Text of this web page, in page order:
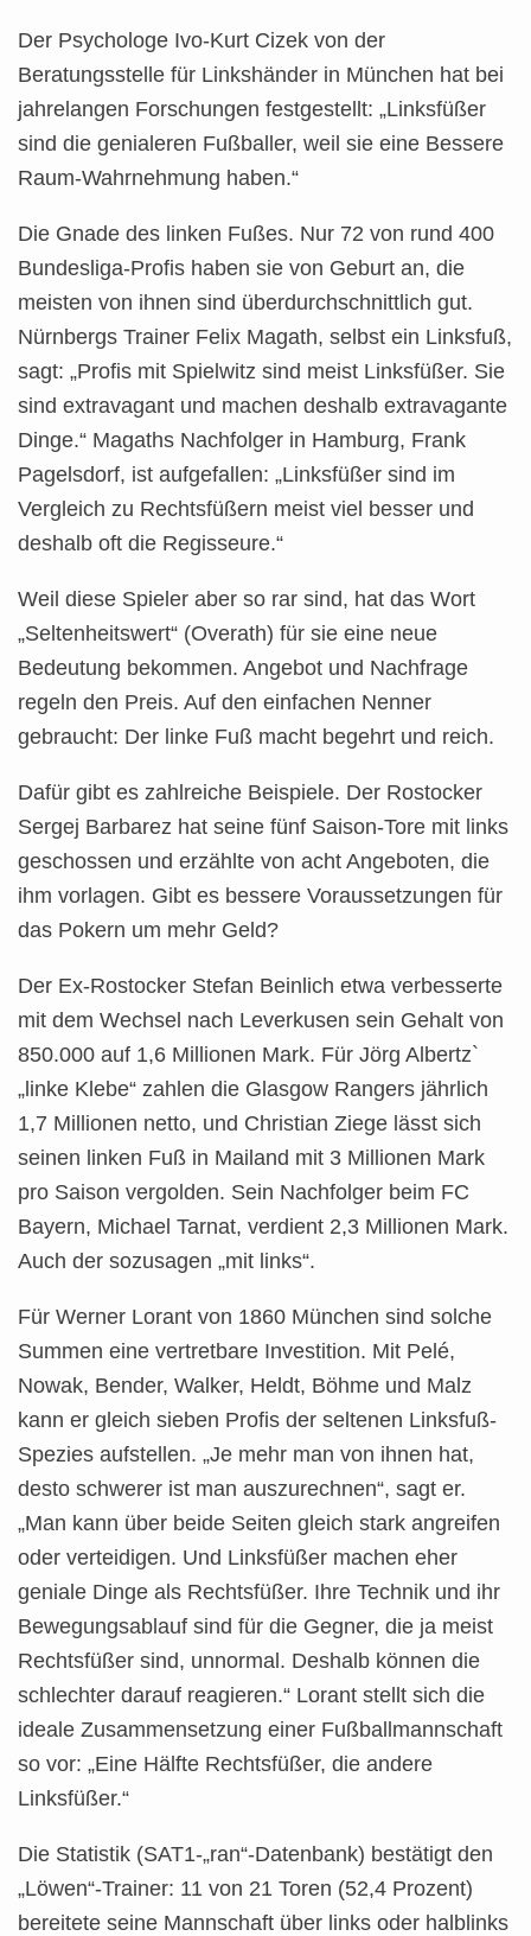
Der Psychologe Ivo-Kurt Cizek von der
Beratungsstelle für Linkshänder in München hat bei
jahrelangen Forschungen festgestellt: „Linksfüßer
sind die genialeren Fußballer, weil sie eine Bessere
Raum-Wahrnehmung haben.“
Die Gnade des linken Fußes. Nur 72 von rund 400
Bundesliga-Profis haben sie von Geburt an, die
meisten von ihnen sind überdurchschnittlich gut.
Nürnbergs Trainer Felix Magath, selbst ein Linksfuß,
sagt: „Profis mit Spielwitz sind meist Linksfüßer. Sie
sind extravagant und machen deshalb extravagante
Dinge.“ Magaths Nachfolger in Hamburg, Frank
Pagelsdorf, ist aufgefallen: „Linksfüßer sind im
Vergleich zu Rechtsfüßern meist viel besser und
deshalb oft die Regisseure.“
Weil diese Spieler aber so rar sind, hat das Wort
„Seltenheitswert“ (Overath) für sie eine neue
Bedeutung bekommen. Angebot und Nachfrage
regeln den Preis. Auf den einfachen Nenner
gebraucht: Der linke Fuß macht begehrt und reich.
Dafür gibt es zahlreiche Beispiele. Der Rostocker
Sergej Barbarez hat seine fünf Saison-Tore mit links
geschossen und erzählte von acht Angeboten, die
ihm vorlagen. Gibt es bessere Voraussetzungen für
das Pokern um mehr Geld?
Der Ex-Rostocker Stefan Beinlich etwa verbesserte
mit dem Wechsel nach Leverkusen sein Gehalt von
850.000 auf 1,6 Millionen Mark. Für Jörg Albertz`
„linke Klebe“ zahlen die Glasgow Rangers jährlich
1,7 Millionen netto, und Christian Ziege lässt sich
seinen linken Fuß in Mailand mit 3 Millionen Mark
pro Saison vergolden. Sein Nachfolger beim FC
Bayern, Michael Tarnat, verdient 2,3 Millionen Mark.
Auch der sozusagen „mit links“.
Für Werner Lorant von 1860 München sind solche
Summen eine vertretbare Investition. Mit Pelé,
Nowak, Bender, Walker, Heldt, Böhme und Malz
kann er gleich sieben Profis der seltenen Linksfuß-
Spezies aufstellen. „Je mehr man von ihnen hat,
desto schwerer ist man auszurechnen“, sagt er.
„Man kann über beide Seiten gleich stark angreifen
oder verteidigen. Und Linksfüßer machen eher
geniale Dinge als Rechtsfüßer. Ihre Technik und ihr
Bewegungsablauf sind für die Gegner, die ja meist
Rechtsfüßer sind, unnormal. Deshalb können die
schlechter darauf reagieren.“ Lorant stellt sich die
ideale Zusammensetzung einer Fußballmannschaft
so vor: „Eine Hälfte Rechtsfüßer, die andere
Linksfüßer.“
Die Statistik (SAT1-„ran“-Datenbank) bestätigt den
„Löwen“-Trainer: 11 von 21 Toren (52,4 Prozent)
bereitete seine Mannschaft über links oder halblinks